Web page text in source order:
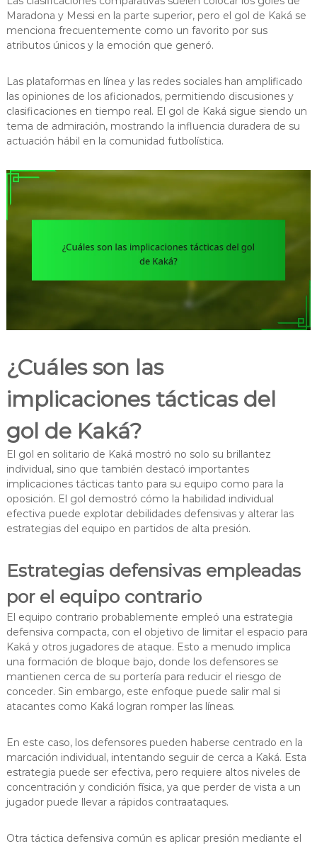
Maradona y Messi en la parte superior, pero el gol de Kaká se
menciona frecuentemente como un favorito por sus
atributos únicos y la emoción que generó.
Las plataformas en línea y las redes sociales han amplificado
las opiniones de los aficionados, permitiendo discusiones y
clasificaciones en tiempo real. El gol de Kaká sigue siendo un
tema de admiración, mostrando la influencia duradera de su
actuación hábil en la comunidad futbolística.
¿Cuáles son las
implicaciones tácticas del
gol de Kaká?
El gol en solitario de Kaká mostró no solo su brillantez
individual, sino que también destacó importantes
implicaciones tácticas tanto para su equipo como para la
oposición. El gol demostró cómo la habilidad individual
efectiva puede explotar debilidades defensivas y alterar las
estrategias del equipo en partidos de alta presión.
Estrategias defensivas empleadas
por el equipo contrario
El equipo contrario probablemente empleó una estrategia
defensiva compacta, con el objetivo de limitar el espacio para
Kaká y otros jugadores de ataque. Esto a menudo implica
una formación de bloque bajo, donde los defensores se
mantienen cerca de su portería para reducir el riesgo de
conceder. Sin embargo, este enfoque puede salir mal si
atacantes como Kaká logran romper las líneas.
En este caso, los defensores pueden haberse centrado en la
marcación individual, intentando seguir de cerca a Kaká. Esta
estrategia puede ser efectiva, pero requiere altos niveles de
concentración y condición física, ya que perder de vista a un
jugador puede llevar a rápidos contraataques.
Otra táctica defensiva común es aplicar presión mediante el